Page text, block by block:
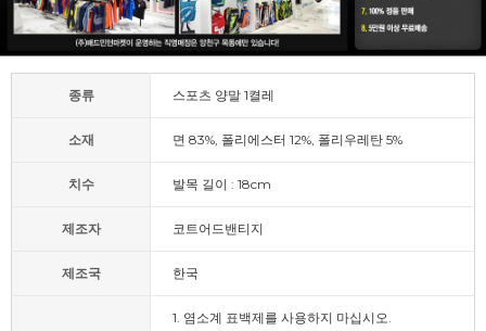
종류 스포츠 양말 1켤레
소재 면 83%, 폴리에스터 12%, 폴리우레탄 5%
치수 발목 길이 : 18cm
제조자 코트어드밴티지
제조국 한국
1. 염소계 표백제를 사용하지 마십시오.